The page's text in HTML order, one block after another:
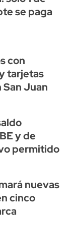
se paga
con
tarjetas
San Juan
y de
permitido
nuevas
cinco